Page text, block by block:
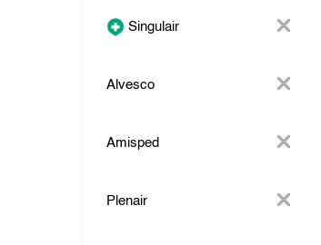
Singulair
Alvesco
Amisped
Plenair